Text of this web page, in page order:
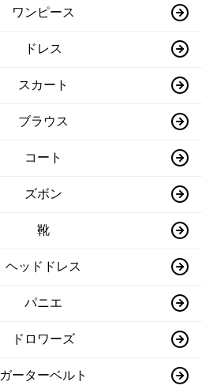
ワンピース
ドレス
スカート
ブラウス
コート
ズボン
靴
ヘッドドレス
パニエ
ドロワーズ
ガーターベルト